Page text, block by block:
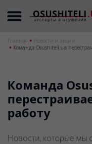
Главная
Новости и акции
Команда Osushiteli.ua
Команда
работу
Новости, которые мы